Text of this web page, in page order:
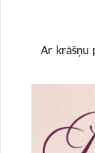
Ar krāšņu
Saistītas